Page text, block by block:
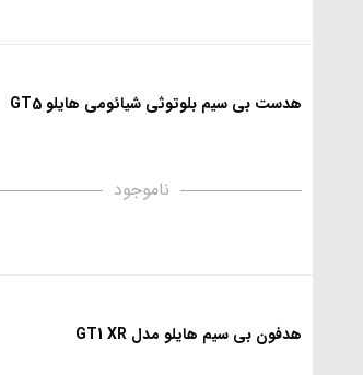
هدست بی سیم بلوتوثی شیائومی هایلو GT5
ناموجود
هدفون بی‌ سیم هایلو مدل GT1 XR